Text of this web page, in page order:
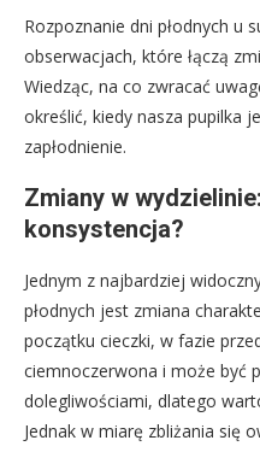
Rozpoznanie dni płodnych u
obserwacjach, które łączą
Wiedząc, na co zwracać
określić, kiedy nasza pupilka
zapłodnienie.
Zmiany w
konsystencja?
Jednym z najbardziej
płodnych jest zmiana
początku cieczki, w fazie
ciemnoczerwona i może być
dolegliwościami, dlatego
Jednak w miarę zbliżania się